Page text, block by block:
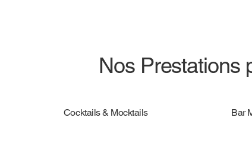
Nos Prestations
Cocktails & Mocktails Bar